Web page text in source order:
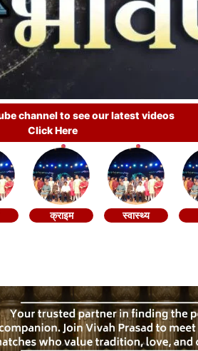
channel to see our latest videos
Click Here
क्राइम स्वास्थ्य